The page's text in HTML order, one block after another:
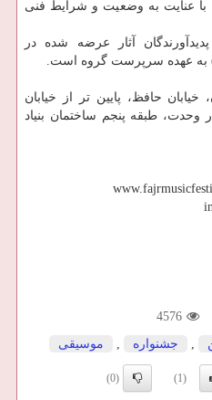
با عنایت به وضعیت و شرایط فنی
آثار عرضه شده در
به عهده سرپرست گروه است.
خیابان حافظ، پایین تر از خیابان
وحدت، طبقه پنجم ساختمان بنیاد
4576
, جشنواره , موسیقی
(1)
(0)